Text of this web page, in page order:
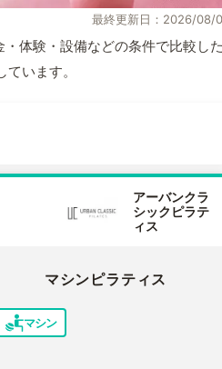
最終更新日：2026/08/
体験・設備などの条件で比較し
います。
アーバンクラ
シックピラテ
ィス
マシンピラティス
マシン